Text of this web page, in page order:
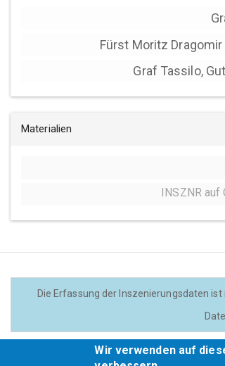
Fürst Moritz
Graf Tassilo,
Materialien
INSZNR
Die Erfassung der Inszenierungsdaten
Wir verwenden auf